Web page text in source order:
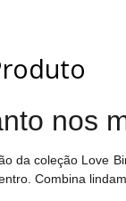
nos
da coleção Love
Combina